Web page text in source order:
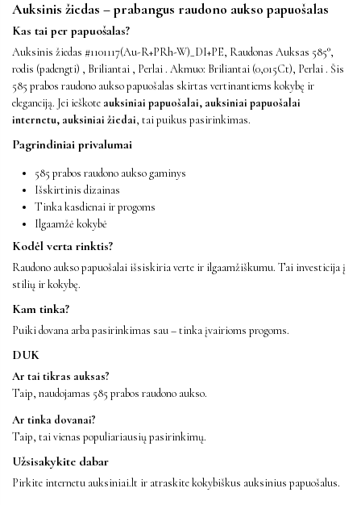
Auksinis žiedas – prabangus raudono aukso papuošalas
Kas tai per papuošalas?
Auksinis žiedas #1101117(Au-R+PRh-W)_DI+PE, Raudonas Auksas 585°,
rodis (padengti) , Briliantai , Perlai . Akmuo: Briliantai (0,015Ct), Perlai . Šis
585 prabos raudono aukso papuošalas skirtas vertinantiems kokybę ir
eleganciją. Jei ieškote auksiniai papuošalai, auksiniai papuošalai
internetu, auksiniai žiedai, tai puikus pasirinkimas.
Pagrindiniai privalumai
585 prabos raudono aukso gaminys
Išskirtinis dizainas
Tinka kasdienai ir progoms
Ilgaamžė kokybė
Kodėl verta rinktis?
Raudono aukso papuošalai išsiskiria verte ir ilgaamžiškumu. Tai investicija į
stilių ir kokybę.
Kam tinka?
Puiki dovana arba pasirinkimas sau – tinka įvairioms progoms.
DUK
Ar tai tikras auksas?
Taip, naudojamas 585 prabos raudono aukso.
Ar tinka dovanai?
Taip, tai vienas populiariausių pasirinkimų.
Užsisakykite dabar
Pirkite internetu auksiniai.lt ir atraskite kokybiškus auksinius papuošalus.